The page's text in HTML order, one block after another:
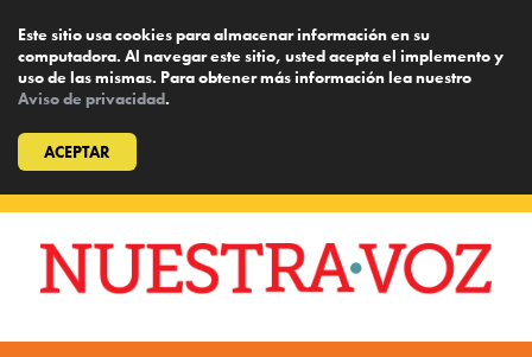
Este sitio usa cookies para almacenar información en su
computadora. Al navegar este sitio, usted acepta el implemento y
uso de las mismas. Para obtener más información lea nuestro
Aviso de privacidad.
ACEPTAR
content